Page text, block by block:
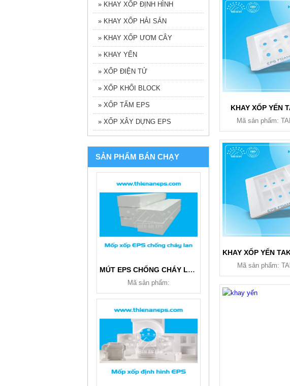
» KHAY XỐP ĐỊNH HÌNH
» KHAY XỐP HẢI SẢN
» KHAY XỐP ƯƠM CÂY
» KHAY YẾN
» XỐP ĐIỆN TỬ
» XỐP KHỐI BLOCK
» XỐP TẤM EPS
» XỐP XÂY DỰNG EPS
SẢN PHẨM BÁN CHẠY
MÚT EPS CHỐNG CHÁY LAN
Mã sản phẩm:
KHAY XỐP YẾN
Mã sản phẩm:
Mã sản phẩm: